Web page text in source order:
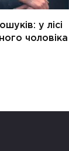
у лісі
чоловіка